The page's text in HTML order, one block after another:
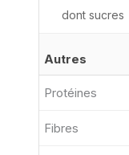
dont sucres
Autres
Protéines
Fibres